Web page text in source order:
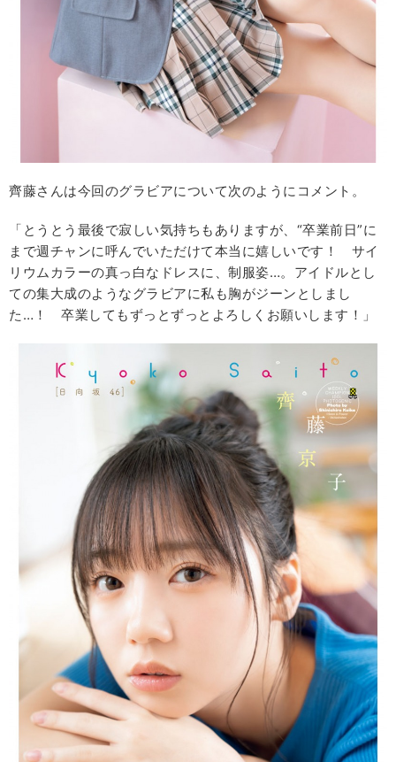
齊藤さんは今回のグラビアについて次のようにコメント。
「とうとう最後で寂しい気持ちもありますが、“卒業前日”に
まで週チャンに呼んでいただけて本当に嬉しいです！ サイ
リウムカラーの真っ白なドレスに、制服姿…。アイドルとし
ての集大成のようなグラビアに私も胸がジーンとしまし
た…！ 卒業してもずっとずっとよろしくお願いします！」